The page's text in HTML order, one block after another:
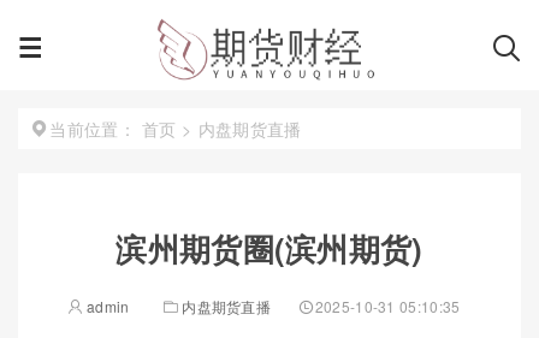
当前位置： 首页 > 内盘期货直播
滨州期货圈(滨州期货)
admin 内盘期货直播 2025-10-31 05:10:35